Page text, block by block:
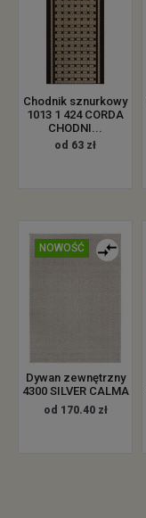
Chodnik sznurkowy
1013 1 424 CORDA
CHODNI...
od 63 zł
NOWOŚĆ
Dywan zewnętrzny
4300 SILVER CALMA
od 170.40 zł